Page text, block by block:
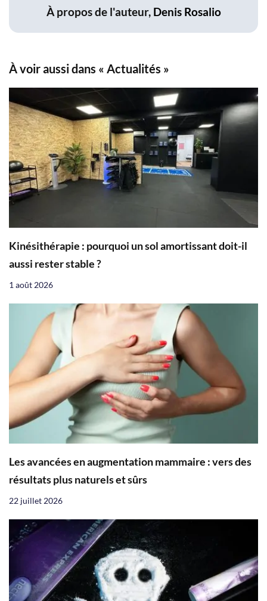
À propos de l'auteur, Denis Rosalio
À voir aussi dans « Actualités »
Kinésithérapie : pourquoi un sol amortissant doit-il
aussi rester stable ?
1 août 2026
Les avancées en augmentation mammaire : vers des
résultats plus naturels et sûrs
22 juillet 2026